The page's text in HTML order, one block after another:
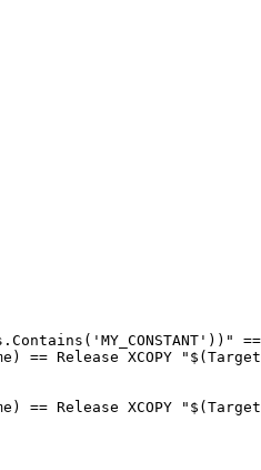
== Release XCOPY
== Release XCOPY